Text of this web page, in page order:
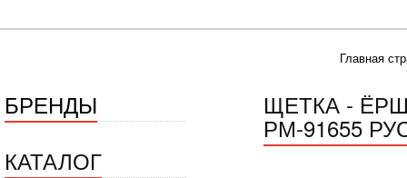
Главная
БРЕНДЫ
КАТАЛОГ
ЩЕТКА -
РМ-91655